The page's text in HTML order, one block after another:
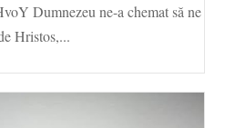
Dumnezeu ne-a chemat să ne
Hristos,...